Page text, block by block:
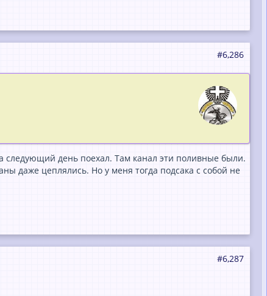
#6,286
следующий день поехал. Там канал эти поливные были.
даже цеплялись. Но у меня тогда подсака с собой не
#6,287